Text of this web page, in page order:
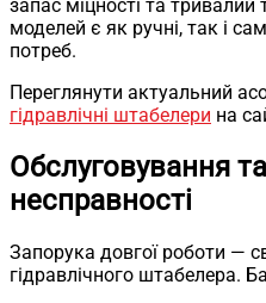
запас міцності та
моделей є як ручні, так і
потреб.
Переглянути актуальний
гідравлічні штабелери на
Обслуговування
несправності
Запорука довгої роботи —
гідравлічного штабелера.